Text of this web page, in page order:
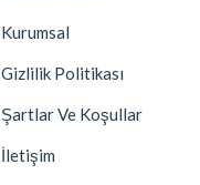
Kurumsal
Gizlilik Politikası
Şartlar Ve Koşullar
İletişim